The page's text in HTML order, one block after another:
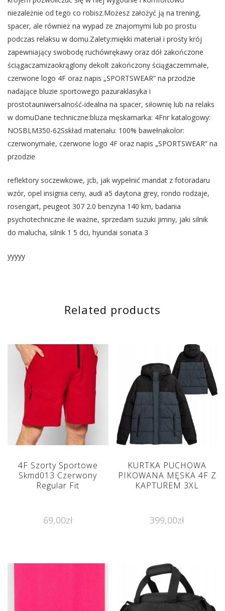
niezależnie od tego co robisz.Możesz założyć ją na trening,
spacer, ale również na wypad ze znajomymi lub po prostu
podczas relaksu w domu.Zalety:miękki materiał i prosty krój
zapewniający swobodę ruchówrękawy oraz dół zakończone
ściągaczamizaokrąglony dekolt zakończony ściągaczemmałe,
czerwone logo 4F oraz napis „SPORTSWEAR” na przodzie
nadające bluzie sportowego pazuraklasyka i
prostotauniwersalność-idealna na spacer, siłownię lub na relaks
w domuDane techniczne:bluza męskamarka: 4Fnr katalogowy:
NOSBLM350-62Sskład materiału: 100% bawełnakolor:
czerwonymałe, czerwone logo 4F oraz napis „SPORTSWEAR” na
przodzie
reflektory soczewkowe, jcb, jak wypełnić mandat z fotoradaru
wzór, opel insignia ceny, audi a5 daytona grey, rondo rodzaje,
rosengart, peugeot 307 2.0 benzyna 140 km, badania
psychotechniczne ile ważne, sprzedam suzuki jimny, jaki silnik
do malucha, silnik 1 5 dci, hyundai sonata 3
yyyyy
Related products
4F Szorty Sportowe
Skmd013 Czerwony
Regular Fit
69,00zł
KURTKA PUCHOWA
PIKOWANA MĘSKA 4F Z
KAPTUREM 3XL
399,00zł